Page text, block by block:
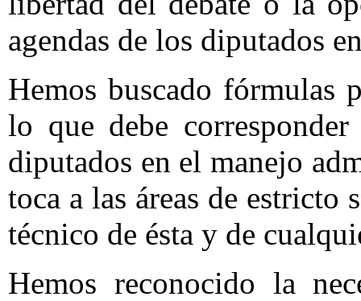
agendas de los diputados
Hemos buscado fórmulas
lo que debe
diputados en el manejo
toca a las áreas de
técnico de ésta y de
Hemos reconocido la